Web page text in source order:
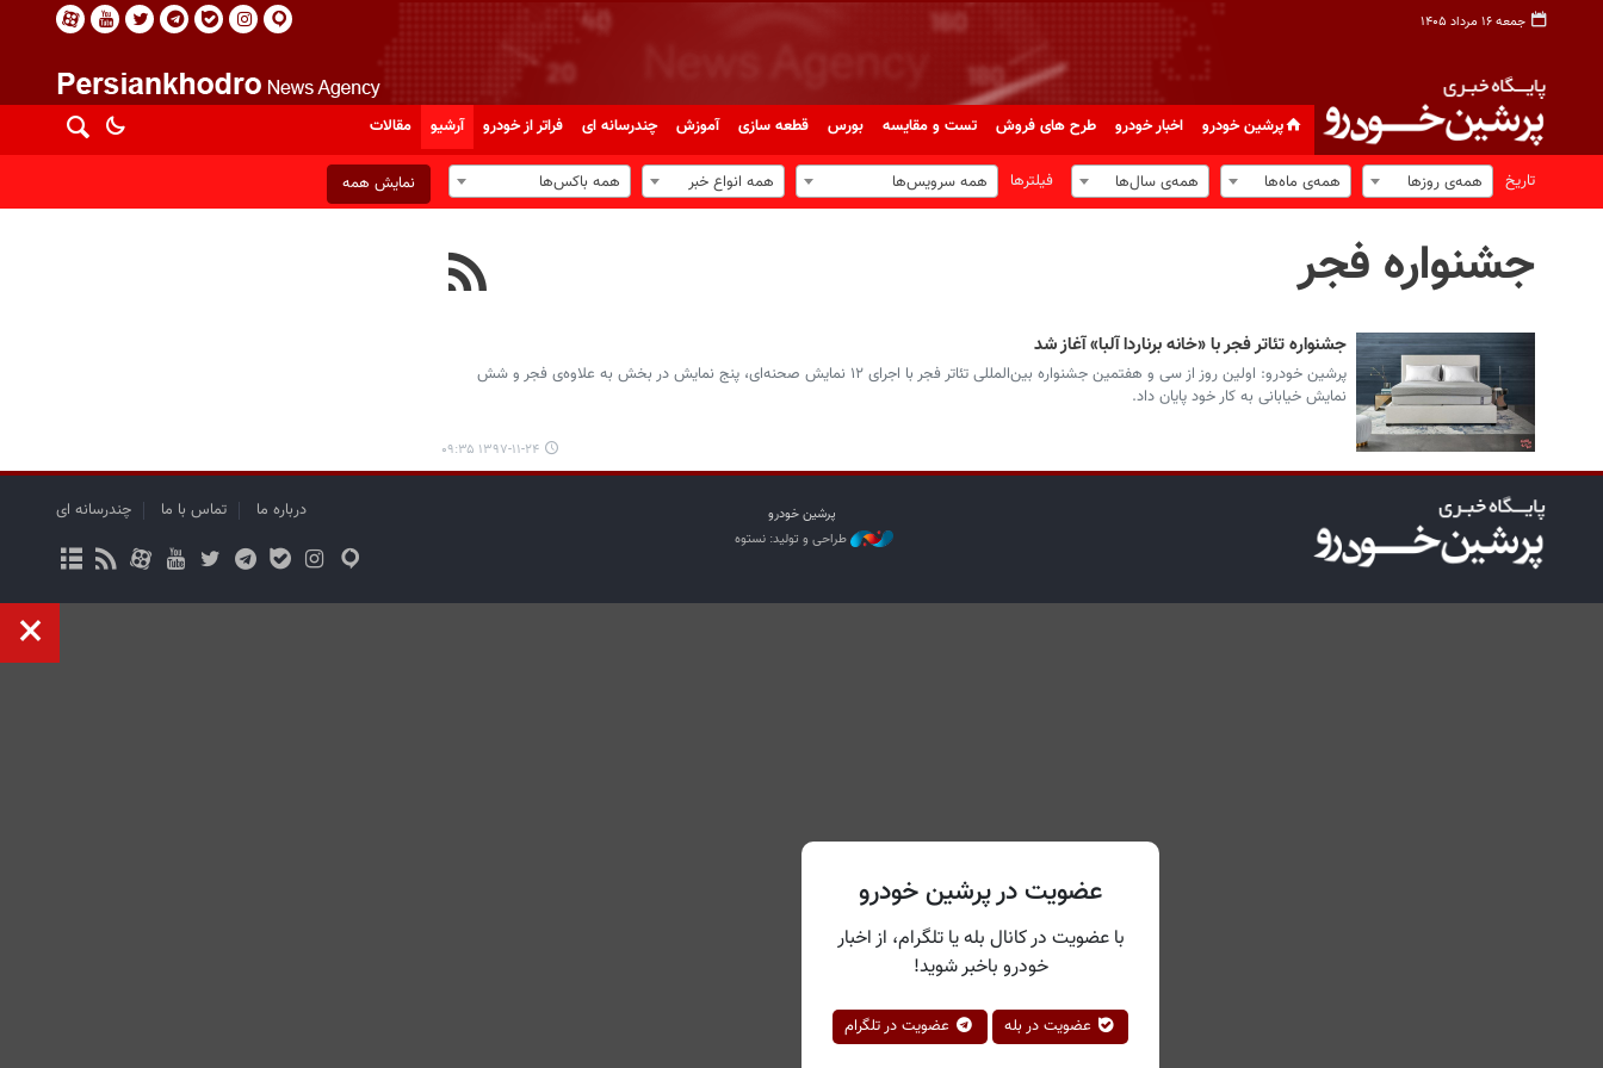
جمعه ۱۶ مرداد ۱۴۰۵
پرشین خودرو اخبار خودرو طرح های فروش تست و مقایسه بورس قطعه سازی آموزش چندرسانه ای فراتر از خودرو آرشیو مقالات
تاریخ همه‌ی روزها همه‌ی ماه‌ها همه‌ی سال‌ها فیلترها همه سرویس‌ها همه انواع خبر همه باکس‌ها نمایش همه
جشنواره فجر
جشنواره تئاتر فجر با «خانه برناردا آلبا» آغاز شد
پرشین خودرو: اولین روز از سی و هفتمین جشنواره‌ بین‌المللی تئاتر فجر با اجرای ۱۲ نمایش صحنه‌ای، پنج نمایش در بخش به‌ علاوه‌ی فجر و شش
نمایش خیابانی به کار خود پایان داد.
۱۳۹۷-۱۱-۲۴ ۰۹:۳۵
پرشین خودرو
طراحی و تولید: نستوه
درباره ما تماس با ما چندرسانه ای
عضویت در پرشین خودرو
با عضویت در کانال بله یا تلگرام، از اخبار
خودرو باخبر شوید!
عضویت در بله عضویت در تلگرام